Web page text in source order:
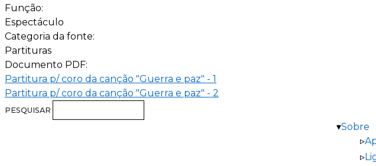
Função:
Espectáculo
Categoria da fonte:
Partituras
Documento PDF:
Partitura p/ coro da canção "Guerra e paz" - 1
Partitura p/ coro da canção "Guerra e paz" - 2
PESQUISAR
Sobre